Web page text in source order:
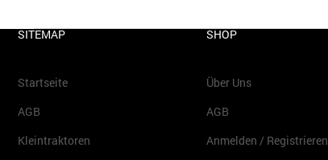
SITEMAP
Startseite
AGB
Kleintraktoren
SHOP
Über Uns
AGB
Anmelden / Registrieren